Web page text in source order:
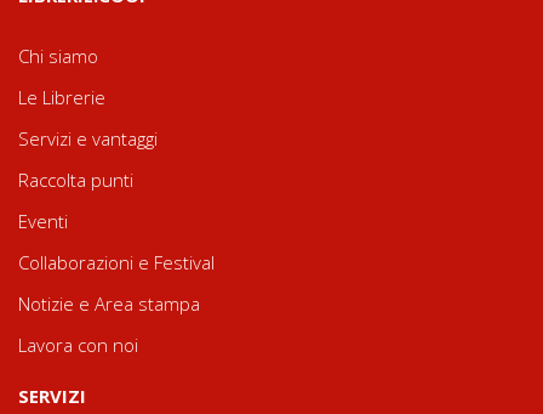
Chi siamo
Le Librerie
Servizi e vantaggi
Raccolta punti
Eventi
Collaborazioni e Festival
Notizie e Area stampa
Lavora con noi
SERVIZI